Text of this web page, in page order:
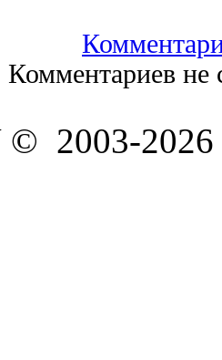
Комментариев не
© 2003-2026